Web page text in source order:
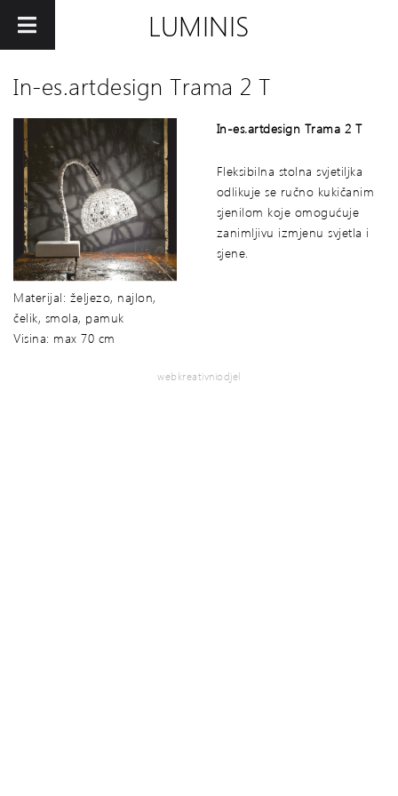
LUMINIS
In-es.artdesign Trama 2 T
Materijal: željezo, najlon,
čelik, smola, pamuk
Visina: max 70 cm
In-es.artdesign Trama 2 T
Fleksibilna stolna svjetiljka
odlikuje se ručno kukičanim
sjenilom koje omogućuje
zanimljivu izmjenu svjetla i
sjene.
webkreativniodjel